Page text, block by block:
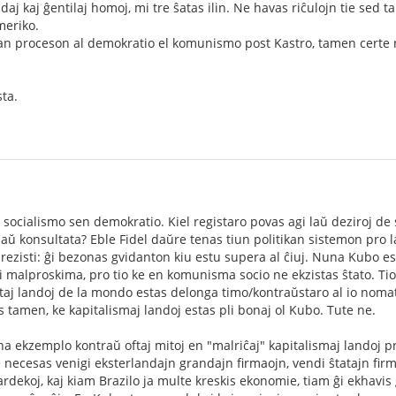
kaj ĝentilaj homoj, mi tre ŝatas ilin. Ne havas riĉulojn tie sed
proceson al demokratio el komunismo post Kastro, tamen
sen demokratio. Kiel registaro povas agi laŭ deziroj
konsultata? Eble Fidel daŭre tenas tiun politikan sistemon pro
ĝi bezonas gvidanton kiu estu supera al ĉiuj. Nuna Kubo
pro tio ke en komunisma socio ne ekzistas ŝtato.
landoj de la mondo estas delonga timo/kontraŭstaro al io
ke kapitalismaj landoj estas pli bonaj ol Kubo. Tute ne.
ekzemplo kontraŭ oftaj mitoj en "malriĉaj" kapitalismaj landoj
necesas venigi eksterlandajn grandajn firmaojn, vendi ŝtatajn
kaj kiam Brazilo ja multe kreskis ekonomie, tiam ĝi